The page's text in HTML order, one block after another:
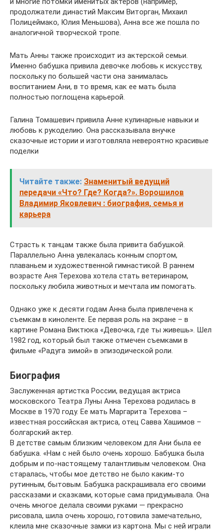
продолжатели династий Максим Виторган, Михаил
Полицеймако, Юлия Меньшова), Анна все же пошла по
аналогичной творческой тропе.
Мать Анны также происходит из актерской семьи.
Именно бабушка привила девочке любовь к искусству,
поскольку по большей части она занималась
воспитанием Ани, в то время, как ее мать была
полностью поглощена карьерой.
Галина Томашевич привила Анне кулинарные навыки и
любовь к рукоделию. Она рассказывала внучке
сказочные истории и изготовляла невероятно красивые
поделки
Читайте также: Знаменитый ведущий
передачи «Что? Где? Когда?». Ворошилов
Владимир Яковлевич : биография, семья и
карьера
Страсть к танцам также была привита бабушкой.
Параллельно Анна увлекалась конным спортом,
плаваньем и художественной гимнастикой. В раннем
возрасте Аня Терехова хотела стать ветеринаром,
поскольку любила животных и мечтала им помогать.
Однако уже к десяти годам Анна была привлечена к
съемкам в киноленте. Ее первая роль на экране – в
картине Романа Виктюка «Девочка, где ты живешь». Шел
1982 год, который был также отмечен съемками в
фильме «Радуга зимой» в эпизодической роли.
Биография
Заслуженная артистка России, ведущая актриса
московского Театра Луны Анна Терехова родилась в
Москве в 1970 году. Ее мать Маргарита Терехова –
известная российская актриса, отец Савва Хашимов –
болгарский актер.
В детстве самым близким человеком для Ани была ее
бабушка. «Нам с ней было очень хорошо. Бабушка была
добрым и по-настоящему талантливым человеком. Она
старалась, чтобы мое детство не было каким-то
рутинным, бытовым. Бабушка раскрашивала его своими
рассказами и сказками, которые сама придумывала. Она
очень многое делала своими руками — прекрасно
рисовала, шила очень хорошо, готовила замечательно,
клеила мне сказочные замки из картона. Мы с ней играли